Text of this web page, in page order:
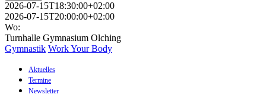
2026-07-15T18:30:00+02:00
2026-07-15T20:00:00+02:00
Wo:
Turnhalle Gymnasium Olching
Gymnastik Work Your Body
Aktuelles
Termine
Newsletter